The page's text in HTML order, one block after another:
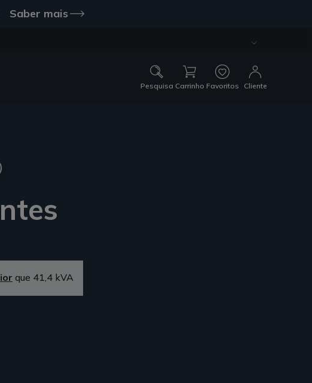
Saber mais
Pesquisa Carrinho Favoritos Cliente
que 41,4 kVA